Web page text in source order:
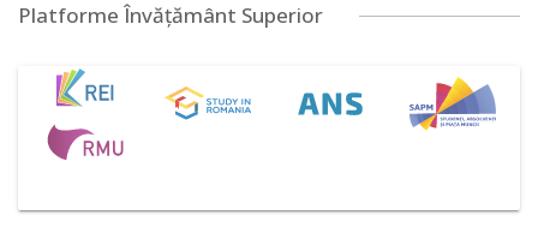
Platforme Învățământ Superior